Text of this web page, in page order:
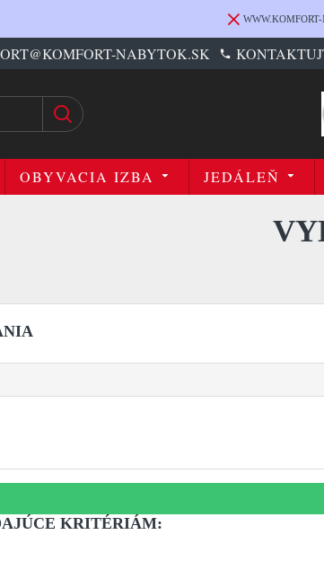
NABYTOK.SK
OBYVACIA IZBA JEDÁLEŇ
KRITÉRIÁM: